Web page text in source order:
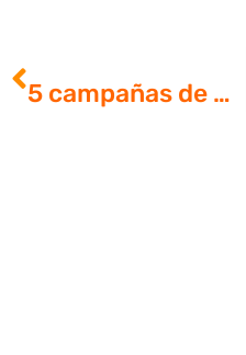
5 campañas de Google Ads que le darán reconocimiento a tu empresa